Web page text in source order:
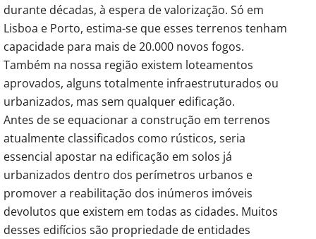
durante décadas, à espera de valorização. Só em
Lisboa e Porto, estima-se que esses terrenos tenham
capacidade para mais de 20.000 novos fogos.
Também na nossa região existem loteamentos
aprovados, alguns totalmente infraestruturados ou
urbanizados, mas sem qualquer edificação.
Antes de se equacionar a construção em terrenos
atualmente classificados como rústicos, seria
essencial apostar na edificação em solos já
urbanizados dentro dos perímetros urbanos e
promover a reabilitação dos inúmeros imóveis
devolutos que existem em todas as cidades. Muitos
desses edifícios são propriedade de entidades